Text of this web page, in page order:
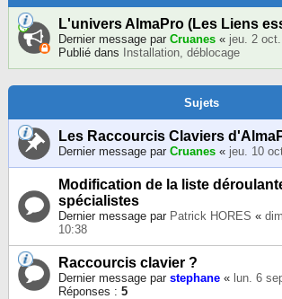
L'univers AlmaPro (Les Liens
Dernier message par Cruanes « jeu. 2
Publié dans
Installation, déblocage
Sujets
Les Raccourcis Claviers
Dernier message par Cruanes « jeu. 10
Modification de la liste
spécialistes
Dernier message par Patrick HORES «
10:38
Raccourcis clavier ?
Dernier message par stephane « lun. 6
Réponses : 5